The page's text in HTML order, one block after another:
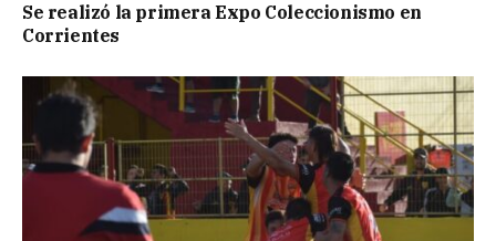
Se realizó la primera Expo Coleccionismo en
Corrientes